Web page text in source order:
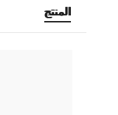
المنتج